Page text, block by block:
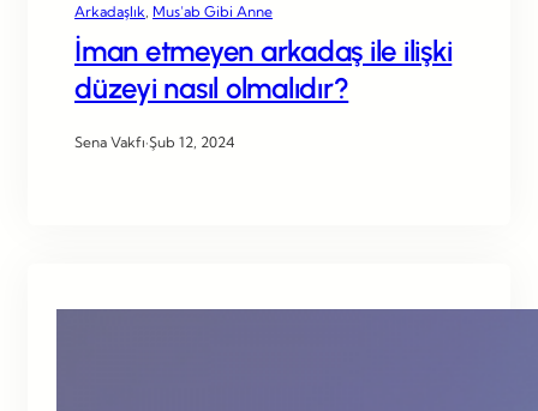
Arkadaşlık Mus’ab Gibi Anne
İman etmeyen arkadaş ile ilişki
düzeyi nasıl olmalıdır?
Sena Vakfı·Şub 12, 2024